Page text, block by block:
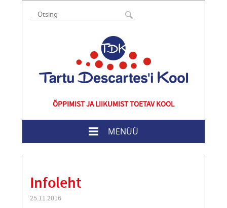
ÕPPIMIST JA LIIKUMIST TOETAV KOOL
MENÜÜ
Infoleht
25.11.2016